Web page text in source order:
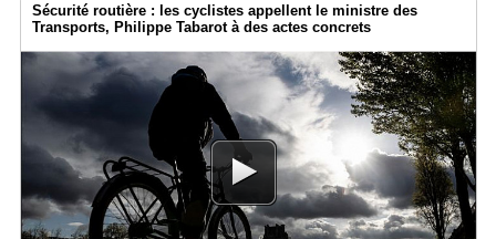
Sécurité routière : les cyclistes appellent le ministre des
Transports, Philippe Tabarot à des actes concrets